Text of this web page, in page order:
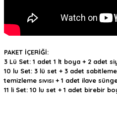
PAKET İÇERİĞİ:
3 Lü Set: 1 adet 1 lt boya + 2 adet
10 lu Set: 3 lü set + 3 adet
temizleme sıvısı + 1 adet ilave
11 li Set: 10 lu set + 1 adet birebir